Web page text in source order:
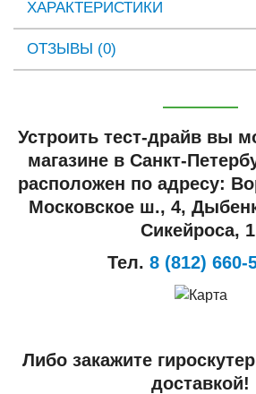
ХАРАКТЕРИСТИКИ
ОТЗЫВЫ (0)
Устроить тест-драйв вы
магазине в Санкт-
расположен по адресу:
Московское ш., 4,
Сикейроса,
Тел. 8 (812) 660-
Либо закажите
доставкой!